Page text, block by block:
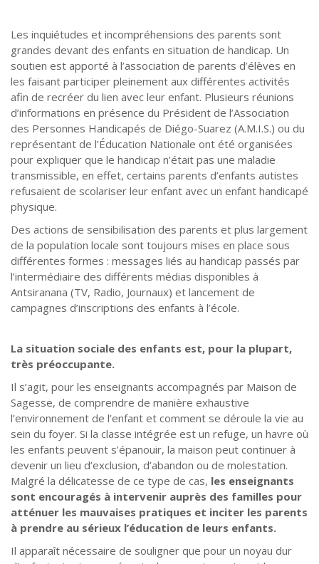
Les inquiétudes et incompréhensions des parents sont
grandes devant des enfants en situation de handicap. Un
soutien est apporté à l’association de parents d’élèves en
les faisant participer pleinement aux différentes activités
afin de recréer du lien avec leur enfant. Plusieurs réunions
d’informations en présence du Président de l’Association
des Personnes Handicapés de Diégo-Suarez (A.M.I.S.) ou du
représentant de l’Éducation Nationale ont été organisées
pour expliquer que le handicap n’était pas une maladie
transmissible, en effet, certains parents d’enfants autistes
refusaient de scolariser leur enfant avec un enfant handicapé
physique.
Des actions de sensibilisation des parents et plus largement
de la population locale sont toujours mises en place sous
différentes formes : messages liés au handicap passés par
l’intermédiaire des différents médias disponibles à
Antsiranana (TV, Radio, Journaux) et lancement de
campagnes d’inscriptions des enfants à l’école.
La situation sociale des enfants est, pour la plupart,
très préoccupante.
Il s’agit, pour les enseignants accompagnés par Maison de
Sagesse, de comprendre de manière exhaustive
l’environnement de l’enfant et comment se déroule la vie au
sein du foyer. Si la classe intégrée est un refuge, un havre où
les enfants peuvent s’épanouir, la maison peut continuer à
devenir un lieu d’exclusion, d’abandon ou de molestation.
Malgré la délicatesse de ce type de cas, les enseignants
sont encouragés à intervenir auprès des familles pour
atténuer les mauvaises pratiques et inciter les parents
à prendre au sérieux l’éducation de leurs enfants.
Il apparaît nécessaire de souligner que pour un noyau dur